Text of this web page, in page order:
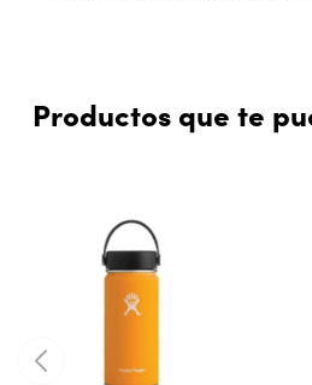
Productos que te